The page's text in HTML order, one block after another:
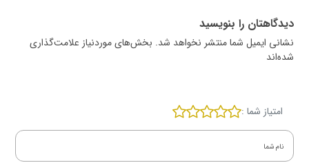
دیدگاهتان را بنویسید
نشانی ایمیل شما منتشر نخواهد شد. بخش‌های موردنیاز علامت‌گذاری
شده‌اند
امتیاز شما :